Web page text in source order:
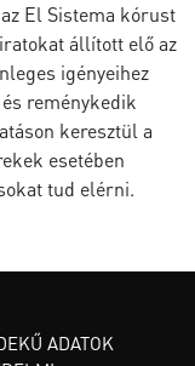
El Sistema kórust
állított elő az
igényeihez
reménykedik
keresztül a
esetében
tud elérni.
ADATOK